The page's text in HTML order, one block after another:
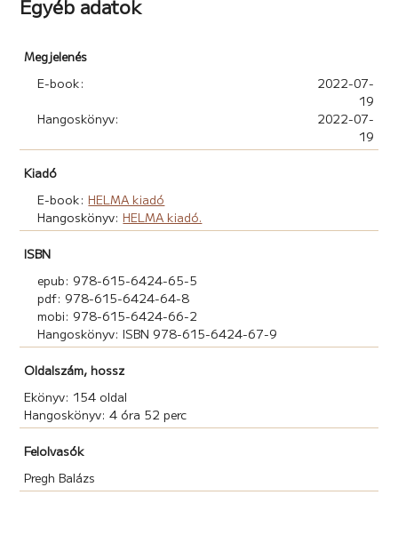
Egyéb adatok
Megjelenés
E-book:
2022-07-
19
Hangoskönyv:
2022-07-
19
Kiadó
E-book: HELMA kiadó
Hangoskönyv: HELMA kiadó.
ISBN
epub: 978-615-6424-65-5
pdf: 978-615-6424-64-8
mobi: 978-615-6424-66-2
Hangoskönyv: ISBN 978-615-6424-67-9
Oldalszám, hossz
Ekönyv: 154 oldal
Hangoskönyv: 4 óra 52 perc
Felolvasók
Pregh Balázs